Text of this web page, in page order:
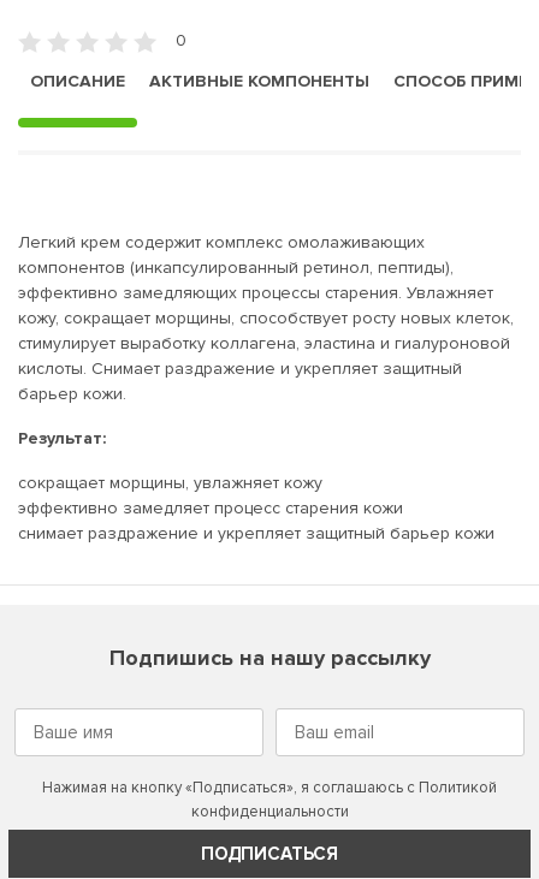
0
ОПИСАНИЕ
АКТИВНЫЕ КОМПОНЕНТЫ СПОСОБ
Легкий крем содержит комплекс омолаживающих
компонентов (инкапсулированный ретинол, пептиды),
эффективно замедляющих процессы старения. Увлажняет
кожу, сокращает морщины, способствует росту новых клеток,
стимулирует выработку коллагена, эластина и гиалуроновой
кислоты. Снимает раздражение и укрепляет защитный
барьер кожи.
Результат:
сокращает морщины, увлажняет кожу
эффективно замедляет процесс старения кожи
снимает раздражение и укрепляет защитный барьер кожи
Подпишись на нашу рассылку
Нажимая на кнопку «Подписаться», я соглашаюсь с Политикой
конфиденциальности
ПОДПИСАТЬСЯ